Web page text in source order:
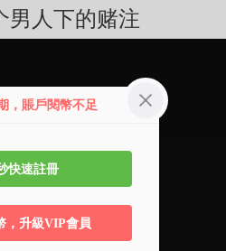
男人下的赌注
，賬戶閱幣不足
快速註冊
，升級VIP會員